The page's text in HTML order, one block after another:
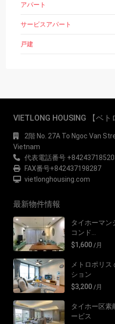
アパート
サービスアパート
戸建
VIETLONG HOUSING 【ベ
2階 No. 27A To Ngoc Van
Vietnam
代表電話番号
FAX番号+842437198287
vietlonghousing.com
最新物件情報
タイホーマン
コンド...
$1,600 /月
メトロポリ
ション
$3,200 /月
タイホー区素
ービス